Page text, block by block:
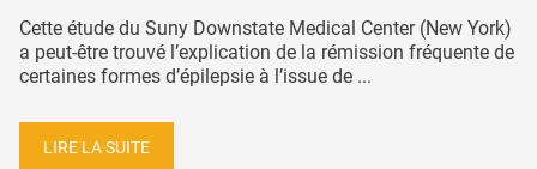
Cette étude du Suny Downstate Medical Center (New York)
a peut-être trouvé l’explication de la rémission fréquente de
certaines formes d’épilepsie à l’issue de ...
LIRE LA SUITE